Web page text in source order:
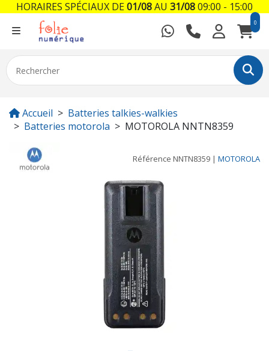
0
Accueil
Batteries talkies-walkies
Batteries motorola
MOTOROLA NNTN8359
Référence NNTN8359 | MOTOROLA
HORAIRES SPÉCIAUX DE01/08AU 31/0809:00 - 15:00